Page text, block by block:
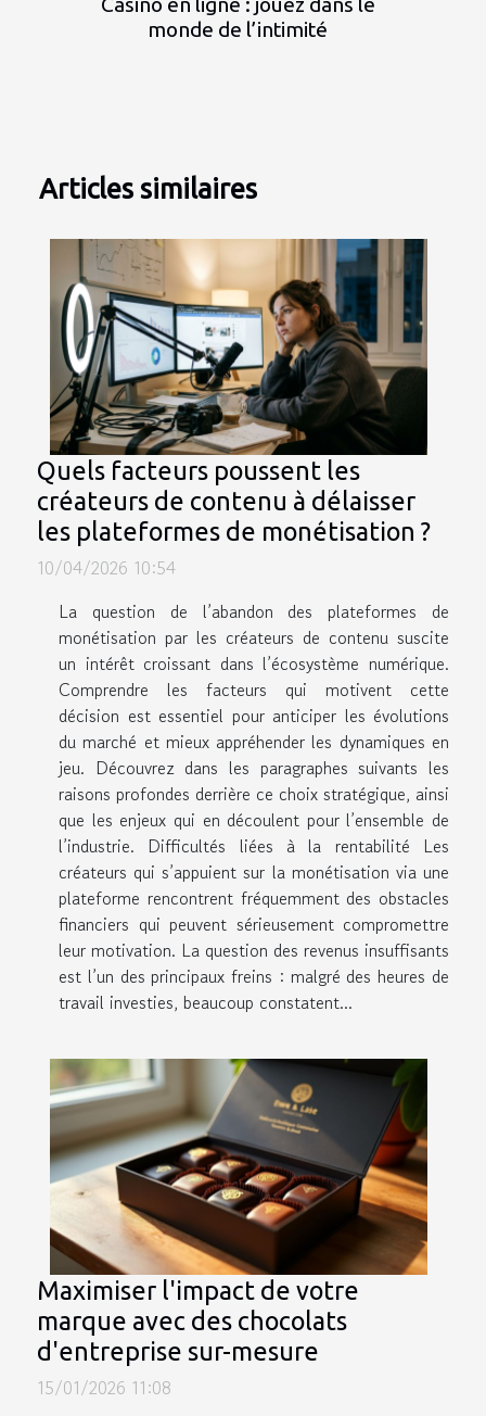
monde de l’intimité
Articles similaires
Quels facteurs poussent les
créateurs de contenu à délaisser
les plateformes de monétisation ?
10/04/2026 10:54
La question de l’abandon des plateformes de
monétisation par les créateurs de contenu suscite
un intérêt croissant dans l’écosystème numérique.
Comprendre les facteurs qui motivent cette
décision est essentiel pour anticiper les évolutions
du marché et mieux appréhender les dynamiques en
jeu. Découvrez dans les paragraphes suivants les
raisons profondes derrière ce choix stratégique, ainsi
que les enjeux qui en découlent pour l’ensemble de
l’industrie. Difficultés liées à la rentabilité Les
créateurs qui s’appuient sur la monétisation via une
plateforme rencontrent fréquemment des obstacles
financiers qui peuvent sérieusement compromettre
leur motivation. La question des revenus insuffisants
est l’un des principaux freins : malgré des heures de
travail investies, beaucoup constatent...
Maximiser l'impact de votre
marque avec des chocolats
d'entreprise sur-mesure
15/01/2026 11:08